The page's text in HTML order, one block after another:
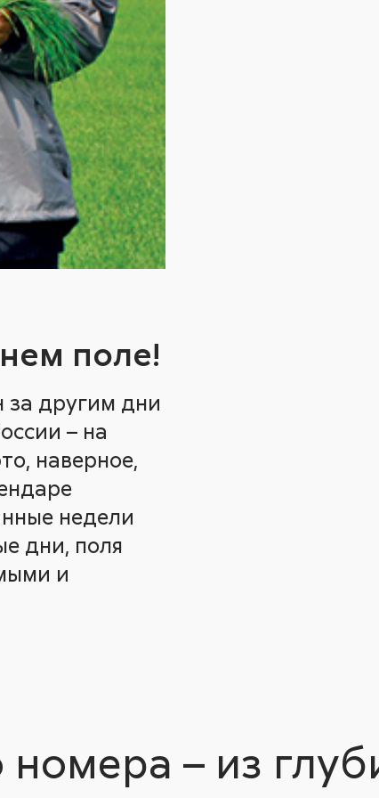
поле!
за другим дни
– на
наверное,
недели
дни, поля
и
номера – из